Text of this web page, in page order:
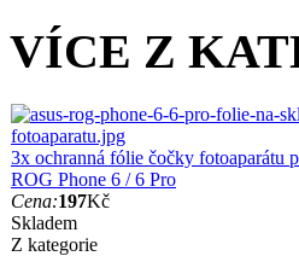
VÍCE Z
3x ochranná fólie čočky fotoaparátu
ROG Phone 6 / 6 Pro
Cena:197Kč
Skladem
Z kategorie